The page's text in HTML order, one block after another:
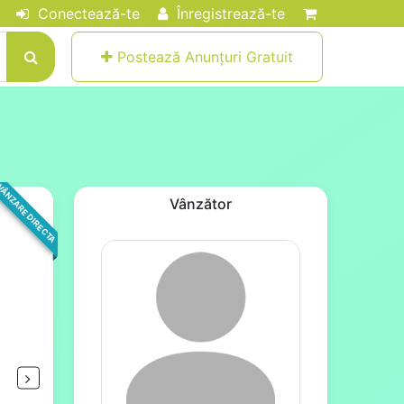
Conectează-te Înregistrează-te
Postează Anunțuri Gratuit
DIRECTA Vânzător